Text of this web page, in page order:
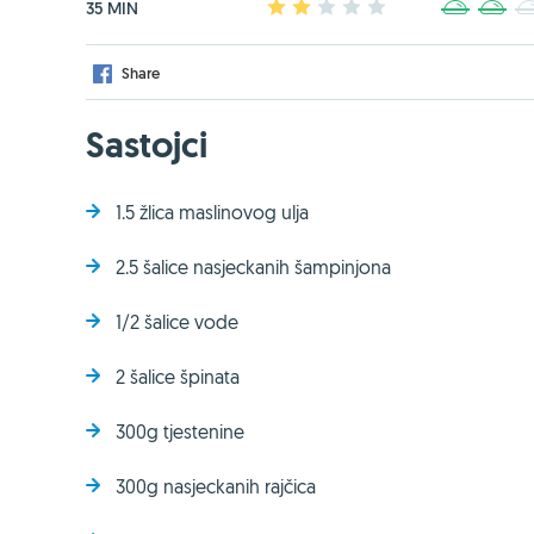
35 MIN 2 3 4
Share
Sastojci
1.5 žlica maslinovog ulja
2.5 šalice nasjeckanih šampinjona
1/2 šalice vode
2 šalice špinata
300g tjestenine
300g nasjeckanih rajčica